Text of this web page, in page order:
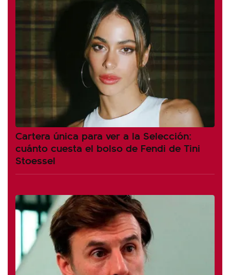
Cartera única para ver a la Selección:
cuánto cuesta el bolso de Fendi de Tini
Stoessel